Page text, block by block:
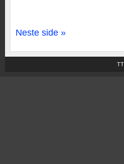
Neste side »